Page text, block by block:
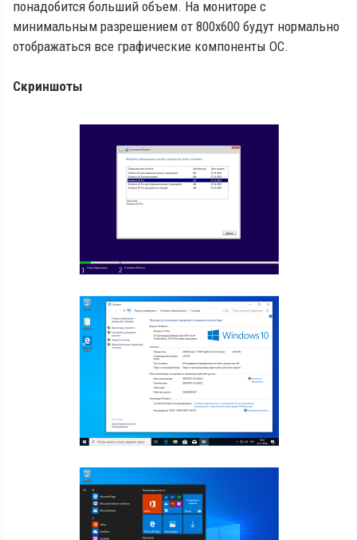
понадобится больший объем. На мониторе с
минимальным разрешением от 800x600 будут нормально
отображаться все графические компоненты ОС.
Скриншоты